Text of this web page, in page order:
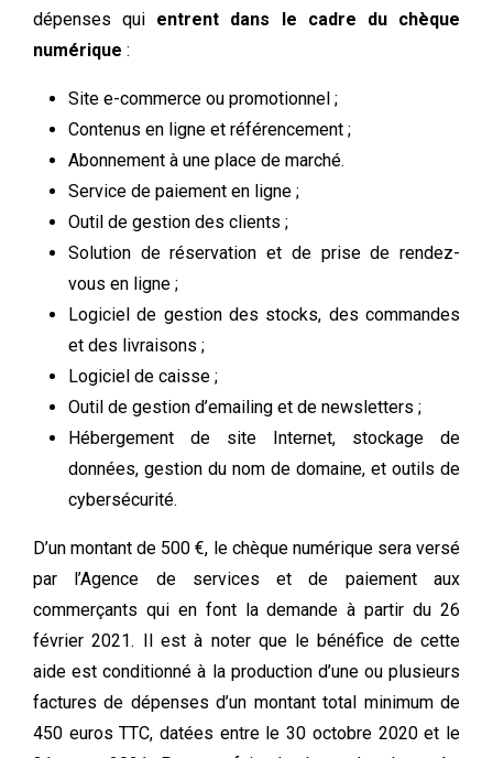
dépenses qui entrent dans le cadre du chèque
numérique :
Site e-commerce ou promotionnel ;
Contenus en ligne et référencement ;
Abonnement à une place de marché.
Service de paiement en ligne ;
Outil de gestion des clients ;
Solution de réservation et de prise de rendez-
vous en ligne ;
Logiciel de gestion des stocks, des commandes
et des livraisons ;
Logiciel de caisse ;
Outil de gestion d’emailing et de newsletters ;
Hébergement de site Internet, stockage de
données, gestion du nom de domaine, et outils de
cybersécurité.
D’un montant de 500 €, le chèque numérique sera versé
par l’Agence de services et de paiement aux
commerçants qui en font la demande à partir du 26
février 2021. Il est à noter que le bénéfice de cette
aide est conditionné à la production d’une ou plusieurs
factures de dépenses d’un montant total minimum de
450 euros TTC, datées entre le 30 octobre 2020 et le